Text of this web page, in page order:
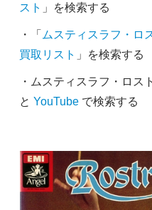
スト 」を検索する
・「 ムスティスラフ・ロ
買取リスト 」を検索する
・ムスティスラフ・ロス
と YouTubeで検索する